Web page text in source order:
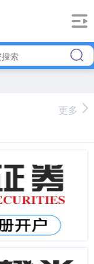
更多